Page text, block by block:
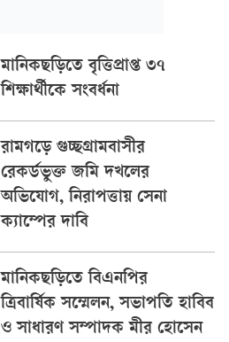
মানিকছড়িতে বৃত্তিপ্রাপ্ত ৩৭
শিক্ষার্থীকে সংবর্ধনা
রামগড়ে গুচ্ছগ্রামবাসীর
রেকর্ডভুক্ত জমি দখলের
অভিযোগ, নিরাপত্তায় সেনা
ক্যাম্পের দাবি
মানিকছড়িতে বিএনপির
ত্রিবার্ষিক সম্মেলন, সভাপতি হাবিব
ও সাধারণ সম্পাদক মীর হোসেন